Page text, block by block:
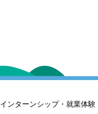
インターンシップ・就業体験